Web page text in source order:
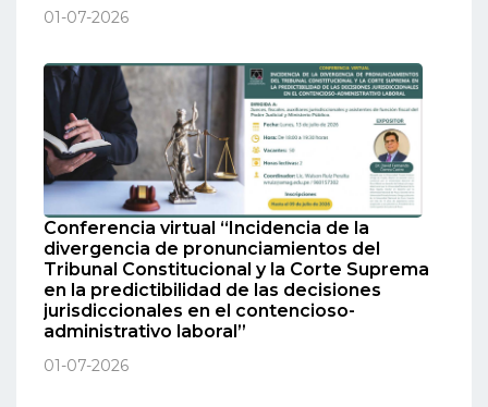
01-07-2026
Conferencia virtual “Incidencia de la
divergencia de pronunciamientos del
Tribunal Constitucional y la Corte Suprema
en la predictibilidad de las decisiones
jurisdiccionales en el contencioso-
administrativo laboral”
01-07-2026